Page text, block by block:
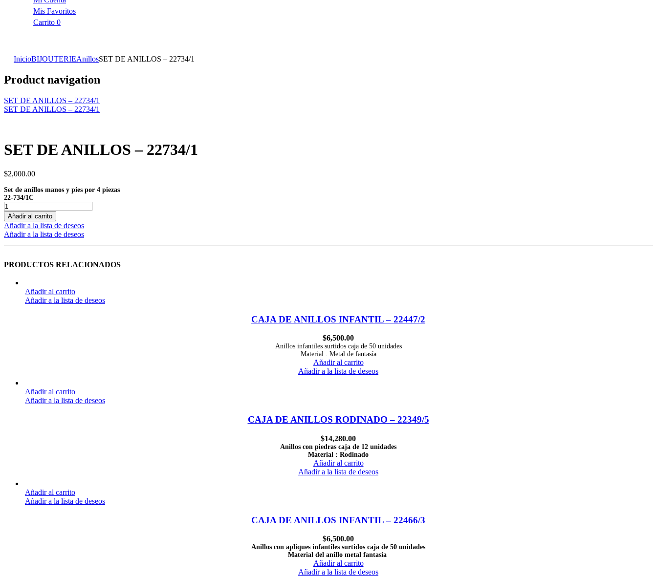
Mis Favoritos
Carrito 0
InicioBIJOUTERIEAnillosSET DE ANILLOS – 22734/1
Product navigation
SET DE ANILLOS – 22734/1
SET DE ANILLOS – 22734/1
SET DE ANILLOS – 22734/1
$2,000.00
Set de anillos manos y pies por 4 piezas
22-734/1C
Añadir al carrito
Añadir a la lista de deseos
Añadir a la lista de deseos
PRODUCTOS RELACIONADOS
Añadir al carrito
Añadir a la lista de deseos
CAJA DE ANILLOS INFANTIL – 22447/2
$6,500.00
Anillos infantiles surtidos caja de 50 unidades
Material : Metal de fantasía
Añadir al carrito
Añadir a la lista de deseos
Añadir al carrito
Añadir a la lista de deseos
CAJA DE ANILLOS RODINADO – 22349/5
$14,280.00
Anillos con piedras caja de 12 unidades
Material : Rodinado
Añadir al carrito
Añadir a la lista de deseos
Añadir al carrito
Añadir a la lista de deseos
CAJA DE ANILLOS INFANTIL – 22466/3
$6,500.00
Anillos con apliques infantiles surtidos caja de 50 unidades
Material del anillo metal fantasía
Añadir al carrito
Añadir a la lista de deseos